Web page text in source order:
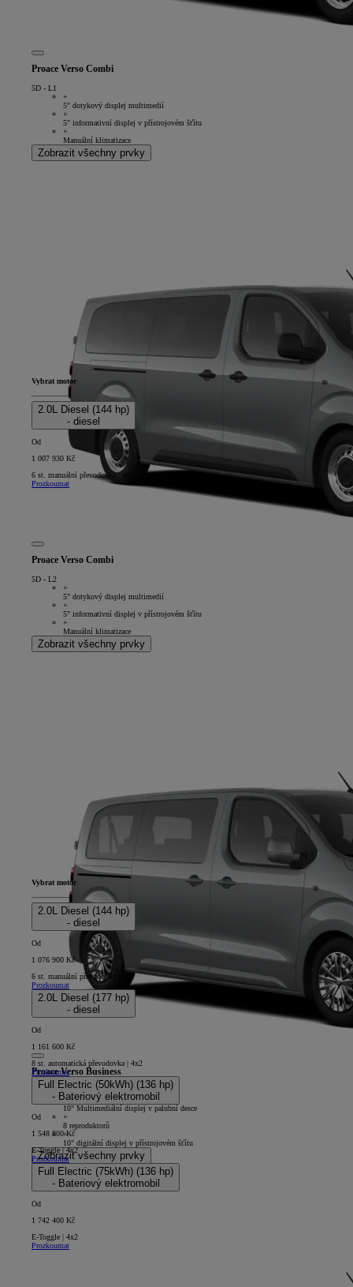
Proace Verso Combi
5D - L1
+
5" dotykový displej multimedií
+
5" informativní displej v přístrojovém šťítu
+
Manuální klimatizace
Zobrazit všechny prvky
Proace Verso Combi
5D - L2
+
5" dotykový displej multimedií
+
5" informativní displej v přístrojovém šťítu
+
Manuální klimatizace
Zobrazit všechny prvky
Vybrat motor
2.0L Diesel (144 hp)
- diesel
Od
1 007 930 Kč
6 st. manuální převodovka | 4x2
Prozkoumat
Proace Verso Business
5D - L1
+
10" Multimediální displej v palubní desce
+
8 reproduktorů
+
10" digitální displej v přístrojovém šťítu
Zobrazit všechny prvky
Vybrat motor
2.0L Diesel (144 hp)
- diesel
Od
1 076 900 Kč
6 st. manuální převodovka | 4x2
Prozkoumat
2.0L Diesel (177 hp)
- diesel
Od
1 161 600 Kč
8 st. automatická převodovka | 4x2
Prozkoumat
Full Electric (50kWh) (136 hp)
- Bateriový elektromobil
Od
1 548 800 Kč
E-Toggle | 4x2
Prozkoumat
Full Electric (75kWh) (136 hp)
- Bateriový elektromobil
Od
1 742 400 Kč
E-Toggle | 4x2
Prozkoumat